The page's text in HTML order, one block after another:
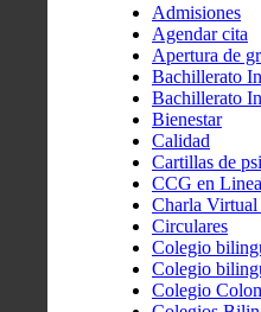
Admisiones
Agendar cita
Apertura de
Bachillerato
Bachillerato
Bienestar
Calidad
Cartillas de
CCG en Linea
Charla Virtual
Circulares
Colegio
Colegio
Colegio